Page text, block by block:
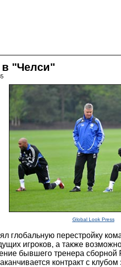
в "Челси"
Global Look Press
глобальную перестройку
игроков, а также
бывшего тренера сборной
контракт с клубом